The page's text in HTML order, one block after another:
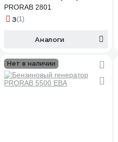
PRORAB 2801
3(1)
Аналоги
Нет в наличии